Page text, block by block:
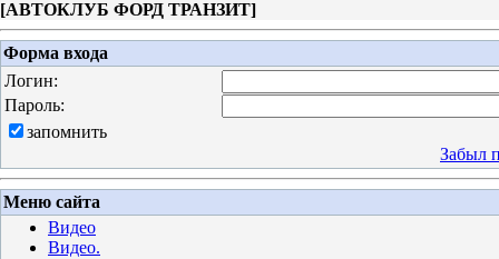
[АВТОКЛУБ ФОРД ТРАНЗИТ]
Форма входа
Логин:
Пароль:
запомнить
Забыл
Меню сайта
Видео
Видео.